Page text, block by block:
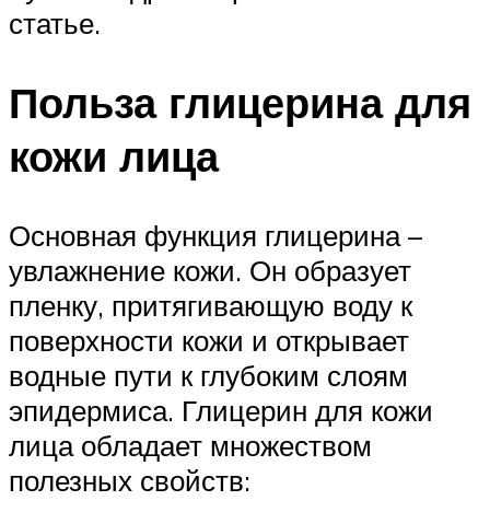
статье.
Польза глицерина для
кожи лица
Основная функция глицерина –
увлажнение кожи. Он образует
пленку, притягивающую воду к
поверхности кожи и открывает
водные пути к глубоким слоям
эпидермиса. Глицерин для кожи
лица обладает множеством
полезных свойств: